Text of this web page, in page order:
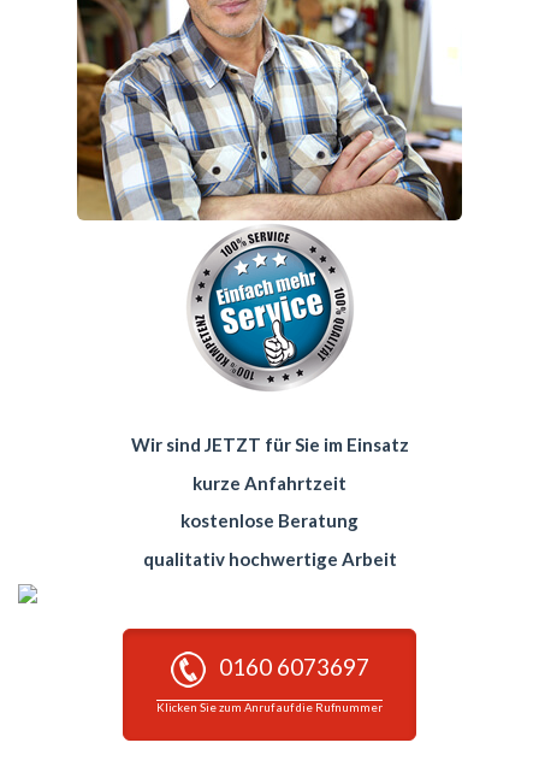
Wir sind JETZT für Sie im Einsatz
kurze Anfahrtzeit
kostenlose Beratung
qualitativ hochwertige Arbeit
0160 6073697
Klicken Sie zum Anruf auf die Rufnummer